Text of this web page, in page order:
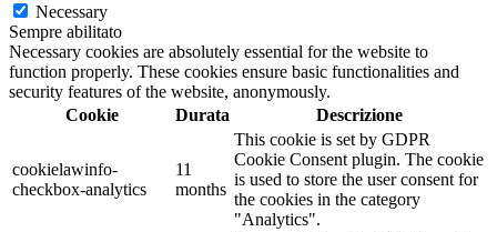
Necessary
Sempre abilitato
Necessary cookies are absolutely essential for the website to
function properly. These cookies ensure basic functionalities and
security features of the website, anonymously.
Cookie
Durata Descrizione
cookielawinfo-
checkbox-analytics
11
months
This cookie is set by GDPR
Cookie Consent plugin. The cookie
is used to store the user consent for
the cookies in the category
"Analytics".